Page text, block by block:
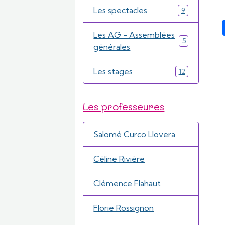
Les spectacles 9
Les AG - Assemblées
générales
5
Les stages 12
Les professeures
Salomé Curco Llovera
Céline Rivière
Clémence Flahaut
Florie Rossignon